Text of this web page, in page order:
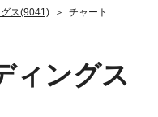
ス(9041) チャート
ィングス